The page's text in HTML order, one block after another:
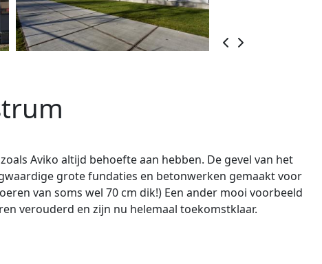
Aviko altijd behoefte aan hebben. De gevel van het
grote fundaties en betonwerken gemaakt voor
van soms wel 70 cm dik!) Een ander mooi voorbeeld
verouderd en zijn nu helemaal toekomstklaar.